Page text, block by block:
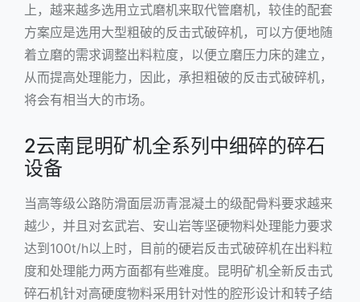
上，越来越多选用立式磨机来取代管磨机，较佳的配套
方案应是选用大型粗破的反击式破碎机，可以方便地随
着立磨的需求调整出料粒度，以便立磨压力床的建立，
从而提高处理能力，因此，承担粗破的反击式破碎机，
将会有相当大的市场。
2云南昆明矿机全系列中细碎的碎石
设备
当高等级公路防滑面层沥青混凝土的级配骨料要求越来
越少，并且对玄武岩、安山岩等坚硬物料处理能力要求
达到100t/h以上时，目前的硬岩反击式破碎机在出料粒
度和处理能力两方面都有些难度。昆明矿机全新反击式
碎石机针对高硬度物料采用针对性的腔形设计和转子结